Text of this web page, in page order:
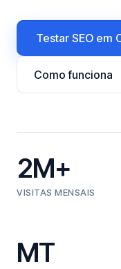
Testar SEO em
Como funciona
2M+
VISITAS MENSAIS
MT